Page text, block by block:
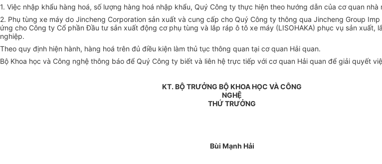
1. Việc nhập khẩu hàng hoá, số lượng hàng hoá nhập khẩu, Quý Công ty thực hiện theo hướng dẫn của cơ quan
2. Phụ tùng xe máy do Jincheng Corporation sản xuất và cung cấp cho Quý Công ty thông qua Jincheng Group
ứng cho Công ty Cổ phần Đầu tư sản xuất động cơ phụ tùng và lắp ráp ô tô xe máy (LISOHAKA) phục vụ sản
nghiệp.
Theo quy định hiện hành, hàng hoá trên đủ điều kiện làm thủ tục thông quan tại cơ quan Hải quan.
Bộ Khoa học và Công nghệ thông báo để Quý Công ty biết và liên hệ trực tiếp với cơ quan Hải quan để giải quyết
KT. BỘ TRƯỞNG BỘ KHOA HỌC VÀ CÔNG
NGHỆ
THỨ TRƯỞNG
Bùi Mạnh Hải